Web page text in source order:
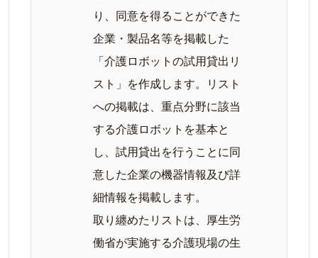
り、同意を得ることができた
企業・製品名等を掲載した
「介護ロボットの試用貸出リ
スト」を作成します。リスト
への掲載は、重点分野に該当
する介護ロボットを基本と
し、試用貸出を行うことに同
意した企業の機器情報及び詳
細情報を掲載します。
取り纏めたリストは、厚生労
働省が実施する介護現場の生